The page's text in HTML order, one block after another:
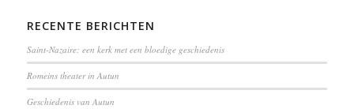
RECENTE BERICHTEN
Saint-Nazaire: een kerk met een bloedige geschiedenis
Romeins theater in Autun
Geschiedenis van Autun